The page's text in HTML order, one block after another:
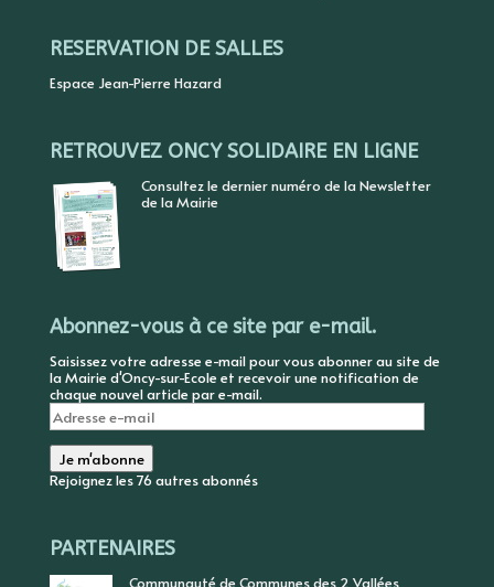
RESERVATION DE SALLES
Espace Jean-Pierre Hazard
RETROUVEZ ONCY SOLIDAIRE EN LIGNE
Consultez le dernier numéro de la Newsletter
de la Mairie
Abonnez-vous à ce site par e-mail.
Saisissez votre adresse e-mail pour vous abonner au site de
la Mairie d'Oncy-sur-Ecole et recevoir une notification de
chaque nouvel article par e-mail.
Adresse
e-
mail
Je m'abonne
Rejoignez les 76 autres abonnés
PARTENAIRES
Communauté de Communes des 2 Vallées